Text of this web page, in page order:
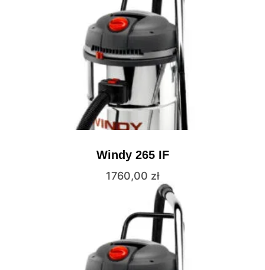
Windy 265 IF
1760,00 zł